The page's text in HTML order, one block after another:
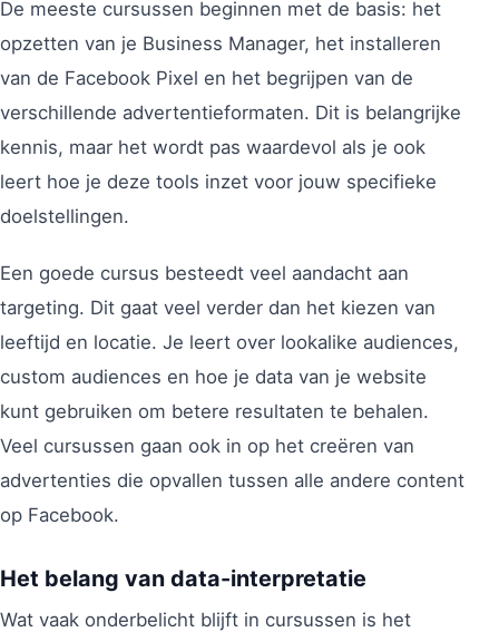
De meeste cursussen beginnen met de basis: het
opzetten van je Business Manager, het installeren
van de Facebook Pixel en het begrijpen van de
verschillende advertentieformaten. Dit is belangrijke
kennis, maar het wordt pas waardevol als je ook
leert hoe je deze tools inzet voor jouw specifieke
doelstellingen.
Een goede cursus besteedt veel aandacht aan
targeting. Dit gaat veel verder dan het kiezen van
leeftijd en locatie. Je leert over lookalike audiences,
custom audiences en hoe je data van je website
kunt gebruiken om betere resultaten te behalen.
Veel cursussen gaan ook in op het creëren van
advertenties die opvallen tussen alle andere content
op Facebook.
Het belang van data-interpretatie
Wat vaak onderbelicht blijft in cursussen is het